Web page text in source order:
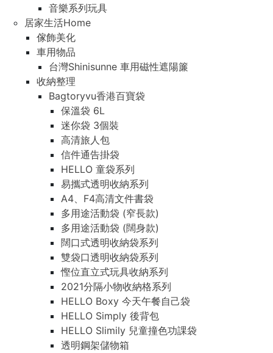
音樂系列玩具
居家生活Home
傢飾美化
車用物品
台灣Shinisunne 車用磁性遮陽簾
收納整理
Bagtoryvu香港百寶袋
保溫袋 6L
迷你袋 3個裝
高清旅人包
信件通告掛袋
HELLO 童袋系列
易攜式透明收納系列
A4、F4高清文件書袋
多用途活動袋 (窄長款)
多用途活動袋 (闊身款)
闊口式透明收納袋系列
雙袋口透明收納袋系列
慳位直立式玩具收納系列
2021分隔小物收納格系列
HELLO Boxy 今天午餐自己袋
HELLO Simply 後背包
HELLO Slimily 兒童撞色功課袋
透明鋼架儲物箱